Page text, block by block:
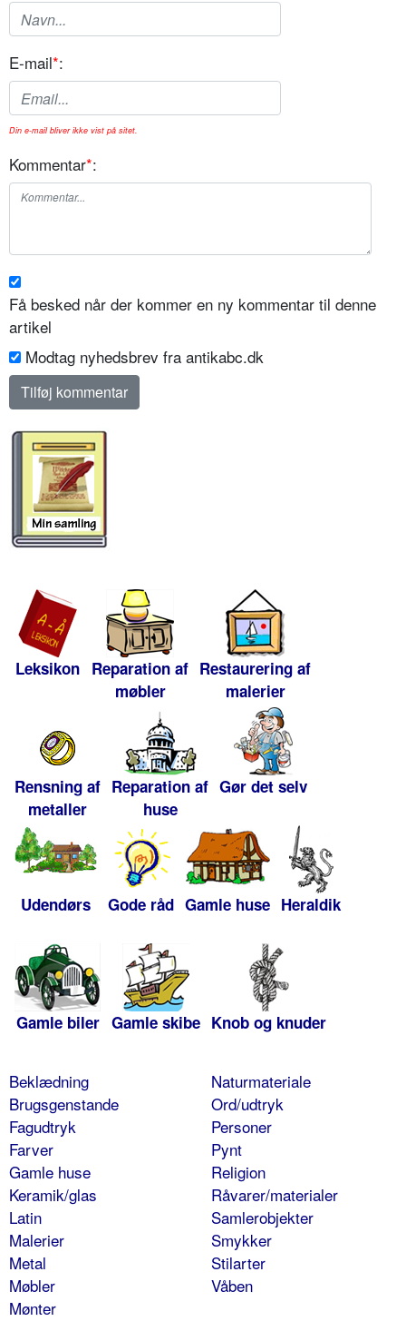
E-mail*:
Din e-mail bliver ikke vist på sitet.
Kommentar*:
Få besked når der kommer en ny kommentar til denne
artikel
Modtag nyhedsbrev fra antikabc.dk
Leksikon Reparation af
møbler
Restaurering af
malerier
Rensning af
metaller
Reparation af
huse
Gør det selv
Udendørs Gode råd Gamle huse Heraldik
Gamle biler Gamle skibe Knob og knuder
Beklædning
Brugsgenstande
Fagudtryk
Farver
Gamle huse
Keramik/glas
Latin
Malerier
Metal
Møbler
Mønter
Naturmateriale
Ord/udtryk
Personer
Pynt
Religion
Råvarer/materialer
Samlerobjekter
Smykker
Stilarter
Våben